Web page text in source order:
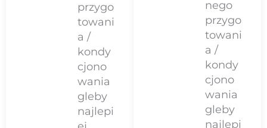
przygo
towani
a /
kondy
cjono
wania
gleby
najlepi
nego
przygo
towani
a /
kondy
cjono
wania
gleby
najlepi